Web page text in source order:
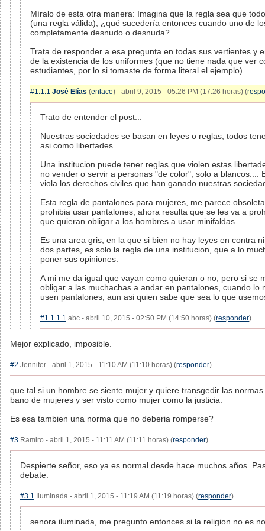
Míralo de esta otra manera: Imagina que la regla sea que
(una regla válida), ¿qué sucedería entonces cuando uno de
completamente desnudo o desnuda?
Trata de responder a esa pregunta en todas sus vertientes y
de la existencia de los uniformes (que no tiene nada que ver
estudiantes, por lo si tomaste de forma literal el ejemplo).
#1.1.1 José Elías (enlace) - abril 9, 2015 - 05:26 PM (17:26 horas) (
Trato de entender el post...
Nuestras sociedades se basan en leyes o reglas, todos
asi como libertades...
Una institucion puede tener reglas que violen estas
no vender o servir a personas "de color", solo a blancos....
viola los derechos civiles que han ganado nuestras
Esta regla de pantalones para mujeres, me parece
prohibia usar pantalones, ahora resulta que se les va a
que quieran obligar a los hombres a usar minifaldas...
Es una area gris, en la que si bien no hay leyes en contra
dos partes, es solo la regla de una institucion, que a lo
poner sus opiniones.
A mi me da igual que vayan como quieran o no, pero si se
obligar a las muchachas a andar en pantalones, cuando lo
usen pantalones, aun asi quien sabe que sea lo que
#1.1.1.1 abc - abril 10, 2015 - 02:50 PM (14:50 horas) (responder)
Mejor explicado, imposible.
#2 Jennifer - abril 1, 2015 - 11:10 AM (11:10 horas) (responder)
que tal si un hombre se siente mujer y quiere transgedir las
bano de mujeres y ser visto como mujer como la justicia.
Es esa tambien una norma que no deberia romperse?
#3 Ramiro - abril 1, 2015 - 11:11 AM (11:11 horas) (responder)
Despierte señor, eso ya es normal desde hace muchos años.
debate.
#3.1 Iluminada - abril 1, 2015 - 11:19 AM (11:19 horas) (responder)
senora iluminada, me pregunto entonces si la religion no es